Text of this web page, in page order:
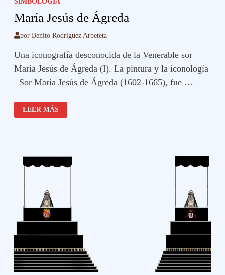
María Jesús de Ágreda
porBenito Rodriguez Arbeteta
Una iconografía desconocida de la Venerable sor
María Jesús de Ágreda (I). La pintura y la iconología
Sor María Jesús de Ágreda (1602-1665), fue …
MARÍA
JESÚS
DE
LEER MÁS